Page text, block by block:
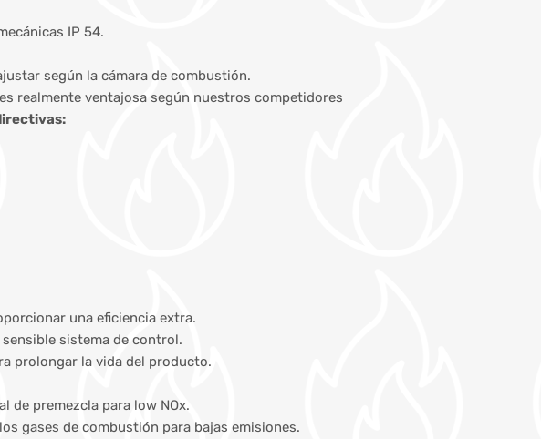
IP 54.
según la cámara de combustión.
realmente ventajosa según nuestros competidores
una eficiencia extra.
sistema de control.
prolongar la vida del producto.
de premezcla para low NOx.
gases de combustión para bajas emisiones.